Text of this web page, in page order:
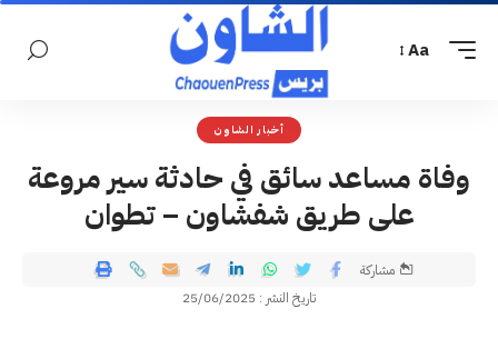
Aa
أخبار الشاون
وفاة مساعد سائق في حادثة سير مروعة
على طريق شفشاون – تطوان
تاريخ النشر : 25/06/2025
مشاركة